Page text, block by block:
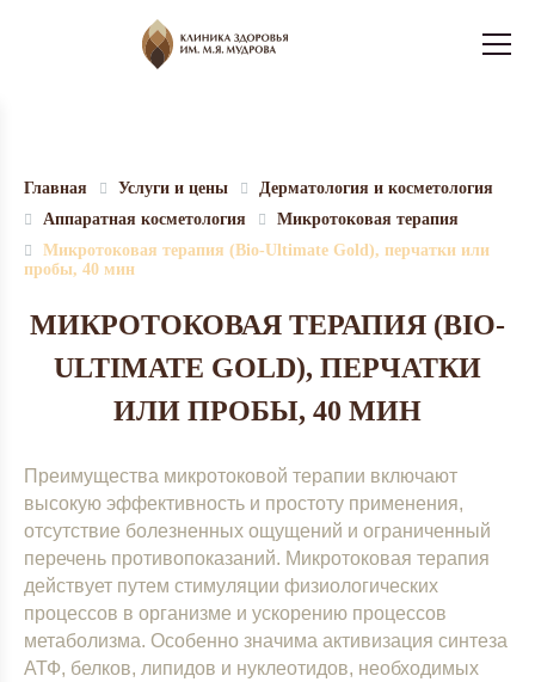
Главная Услуги и цены
Дерматология и косметология
Аппаратная косметология
Микротоковая терапия
Микротоковая терапия (Bio-Ultimate Gold), перчатки или
пробы, 40 мин
МИКРОТОКОВАЯ ТЕРАПИЯ (BIO-
ULTIMATE GOLD), ПЕРЧАТКИ
ИЛИ ПРОБЫ, 40 МИН
Преимущества микротоковой терапии включают
высокую эффективность и простоту применения,
отсутствие болезненных ощущений и ограниченный
перечень противопоказаний. Микротоковая терапия
действует путем стимуляции физиологических
процессов в организме и ускорению процессов
метаболизма. Особенно значима активизация синтеза
АТФ, белков, липидов и нуклеотидов, необходимых